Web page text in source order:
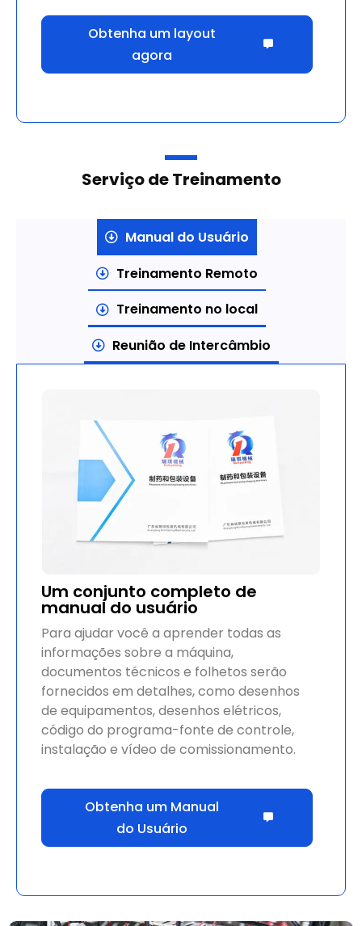
Obtenha um layout
agora
Serviço de Treinamento
Manual do Usuário
Treinamento Remoto
Treinamento no local
Reunião de Intercâmbio
Um conjunto completo de
manual do usuário
Para ajudar você a aprender todas as
informações sobre a máquina,
documentos técnicos e folhetos serão
fornecidos em detalhes, como desenhos
de equipamentos, desenhos elétricos,
código do programa-fonte de controle,
instalação e vídeo de comissionamento.
Obtenha um Manual
do Usuário